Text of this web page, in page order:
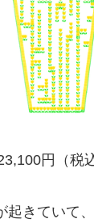
円（税
きていて